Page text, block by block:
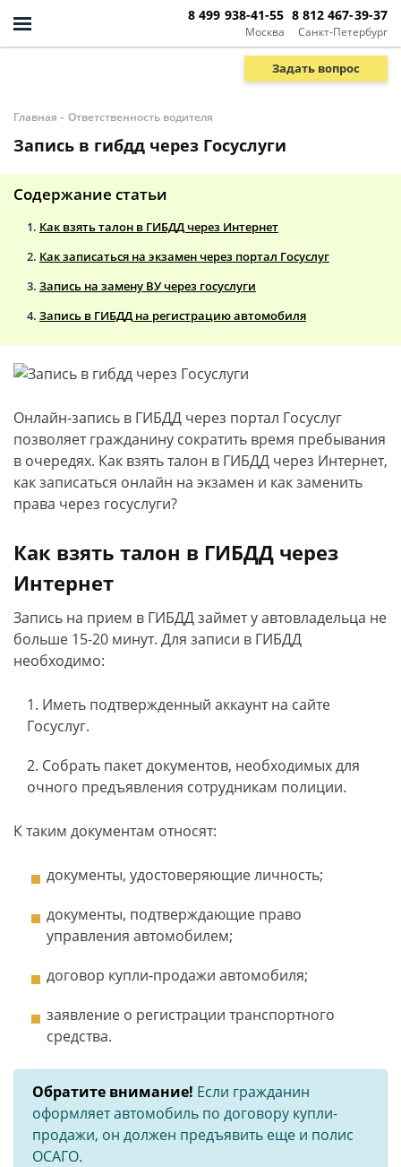
Москва
8 499 938-41-55
Санкт-Петербург
8 812 467-39-37
Задать вопрос
Главная - Ответственность водителя
Запись в гибдд через Госуслуги
Содержание статьи
Как взять талон в ГИБДД через Интернет
Как записаться на экзамен через портал Госуслуг
Запись на замену ВУ через госуслуги
Запись в ГИБДД на регистрацию автомобиля
Онлайн-запись в ГИБДД через портал Госуслуг
позволяет гражданину сократить время пребывания
в очередях. Как взять талон в ГИБДД через Интернет,
как записаться онлайн на экзамен и как заменить
права через госуслуги?
Как взять талон в ГИБДД через
Интернет
Запись на прием в ГИБДД займет у автовладельца не
больше 15-20 минут. Для записи в ГИБДД
необходимо:
Иметь подтвержденный аккаунт на сайте
Госуслуг.
Собрать пакет документов, необходимых для
очного предъявления сотрудникам полиции.
К таким документам относят:
документы, удостоверяющие личность;
документы, подтверждающие право
управления автомобилем;
договор купли-продажи автомобиля;
заявление о регистрации транспортного
средства.
Обратите внимание! Если гражданин
оформляет автомобиль по договору купли-
продажи, он должен предъявить еще и полис
ОСАГО.